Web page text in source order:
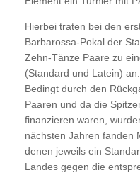
Hierbei traten bei den
Barbarossa-Pokal der
Zehn-Tänze Paare zu
(Standard und Latein) an.
Bedingt durch den
Paaren und da die
finanzieren waren,
nächsten Jahren fanden
denen jeweils ein
Landes gegen die